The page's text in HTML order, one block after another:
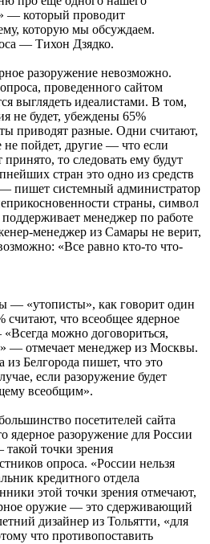
— который проводит
которую мы обсуждаем.
— Тихон Дзядко.
разоружение невозможно.
проведенного сайтом
выглядеть идеалистами. В том,
не будет, убеждены 65%
приводят разные. Одни считают,
не пойдет, другие — что если
то следовать ему будут
стран это одно из средств
— пишет системный администратор
страны, символ
менеджер по работе
менеджер из Самары не верит,
«Все равно кто-то что-
— «утописты», как говорит один
считают, что всеобщее ядерное
можно договориться,
— отмечает менеджер из Москвы.
из Белгорода пишет, что это
если разоружение будет
всеобщим».
посетителей сайта
ядерное разоружение для России
точки зрения
опроса. «России нельзя
кредитного отдела
этой точки зрения отмечают,
оружие — это сдерживающий
дизайнер из Тольятти, «для
что противопоставить